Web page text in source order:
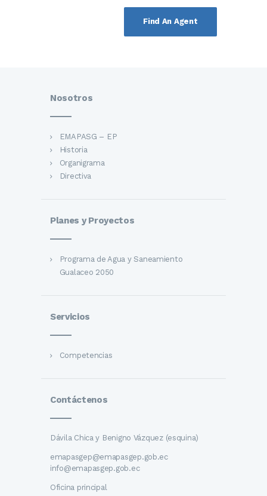
Nosotros
EMAPASG – EP
Historia
Organigrama
Directiva
Planes y Proyectos
Programa de Agua y Saneamiento
Gualaceo 2050
Servicios
Competencias
Contáctenos
Dávila Chica y Benigno Vázquez (esquina)
emapasgep@emapasgep.gob.ec
info@emapasgep.gob.ec
Oficina principal